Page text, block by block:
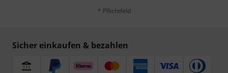
* Pflichtfeld
Sicher einkaufen & bezahlen